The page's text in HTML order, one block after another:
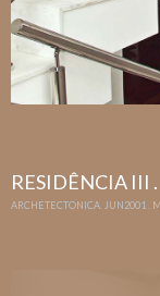
RESIDÊNCIA III .
ARCHETECTONICA. JUN2001 .